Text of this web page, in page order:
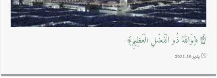
☝﴿وَاللَّهُ ذُو الْفَضْلِ الْعَظِيمِ﴾
يناير 18, 2021